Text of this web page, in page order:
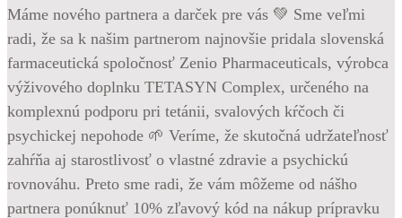
Máme nového partnera a darček pre vás 💚 Sme veľmi
radi, že sa k našim partnerom najnovšie pridala slovenská
farmaceutická spoločnosť Zenio Pharmaceuticals, výrobca
výživového doplnku TETASYN Complex, určeného na
komplexnú podporu pri tetánii, svalových kŕčoch či
psychickej nepohode 🌱 Veríme, že skutočná udržateľnosť
zahŕňa aj starostlivosť o vlastné zdravie a psychickú
rovnováhu. Preto sme radi, že vám môžeme od nášho
partnera ponúknuť 10% zľavový kód na nákup prípravku